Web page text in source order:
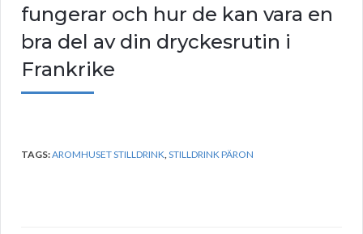
fungerar och hur de kan vara en
bra del av din dryckesrutin i
Frankrike
TAGS:AROMHUSET STILLDRINK,STILLDRINK PÄRON